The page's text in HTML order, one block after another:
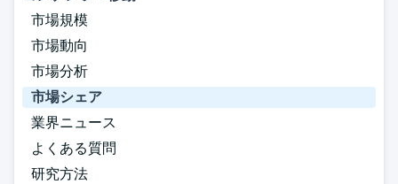
市場規模
市場動向
市場分析
市場シェア
業界ニュース
よくある質問
研究方法